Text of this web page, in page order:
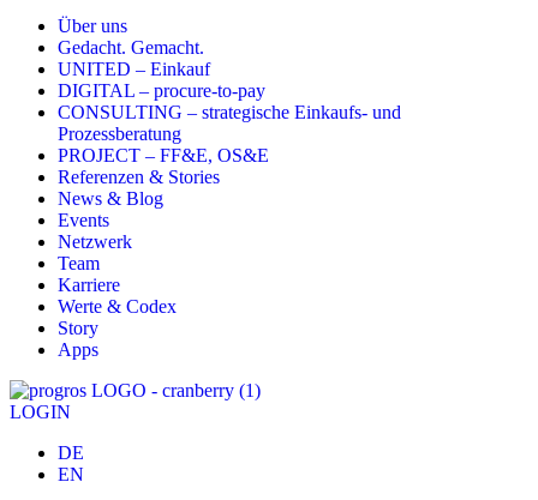
Über uns
Gedacht. Gemacht.
UNITED – Einkauf
DIGITAL – procure-to-pay
CONSULTING – strategische Einkaufs- und
Prozessberatung
PROJECT – FF&E, OS&E
Referenzen & Stories
News & Blog
Events
Netzwerk
Team
Karriere
Werte & Codex
Story
Apps
LOGIN
DE
EN